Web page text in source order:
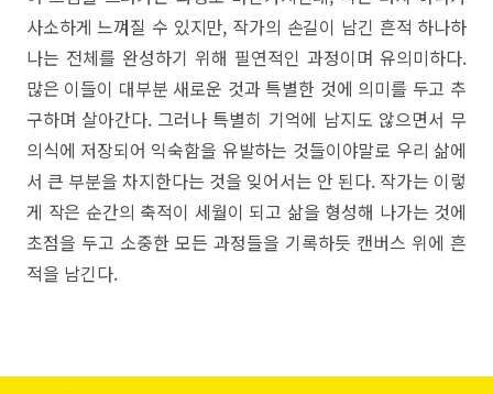
사소하게 느껴질 수 있지만, 작가의 손길이 남긴 흔적 하나하
나는 전체를 완성하기 위해 필연적인 과정이며 유의미하다.
많은 이들이 대부분 새로운 것과 특별한 것에 의미를 두고 추
구하며 살아간다. 그러나 특별히 기억에 남지도 않으면서 무
의식에 저장되어 익숙함을 유발하는 것들이야말로 우리 삶에
서 큰 부분을 차지한다는 것을 잊어서는 안 된다. 작가는 이렇
게 작은 순간의 축적이 세월이 되고 삶을 형성해 나가는 것에
초점을 두고 소중한 모든 과정들을 기록하듯 캔버스 위에 흔
적을 남긴다.